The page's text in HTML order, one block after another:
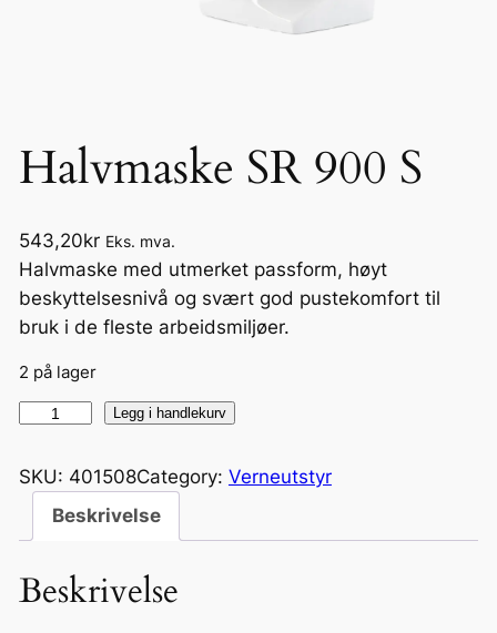
Halvmaske SR 900 S
543,20kr Eks. mva.
Halvmaske med utmerket passform, høyt
beskyttelsesnivå og svært god pustekomfort til
bruk i de fleste arbeidsmiljøer.
2 på lager
l
s
Legg i handlekurv
SKU: 401508Category: Verneutstyr
Beskrivelse
Beskrivelse